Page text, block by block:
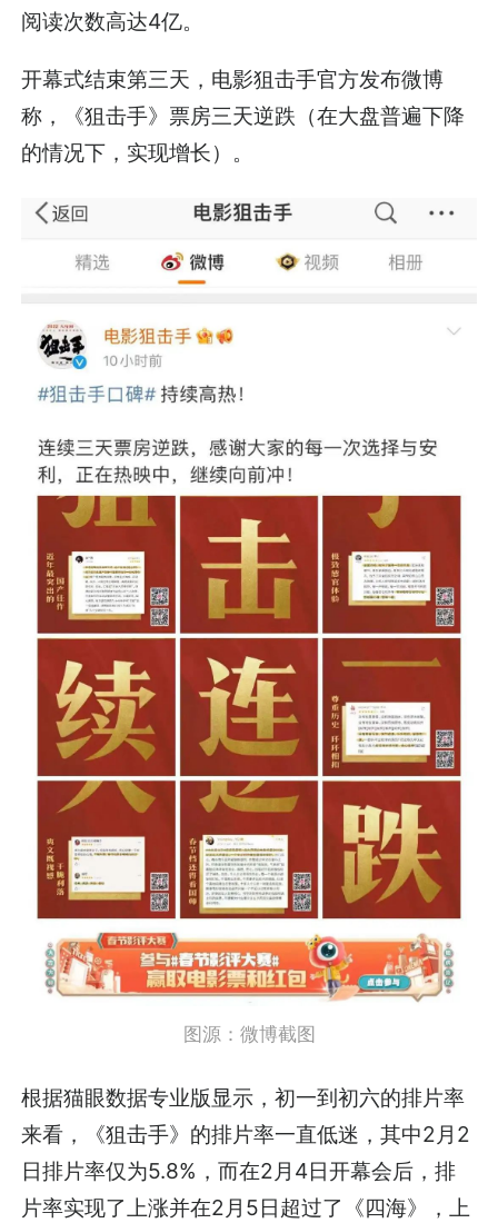
阅读次数高达4亿。
开幕式结束第三天，电影狙击手官方发布微博
称，《狙击手》票房三天逆跌（在大盘普遍下降
的情况下，实现增长）。
图源：微博截图
根据猫眼数据专业版显示，初一到初六的排片率
来看，《狙击手》的排片率一直低迷，其中2月2
日排片率仅为5.8%，而在2月4日开幕会后，排
片率实现了上涨并在2月5日超过了《四海》，上